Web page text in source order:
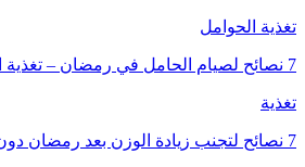
تغذية الحوامل
7 نصائح لصيام الحامل في رمضان – تغذية الحامل في رمضان
تغذية
7 نصائح لتجنب زيادة الوزن بعد رمضان دون حرمان من حلويات…